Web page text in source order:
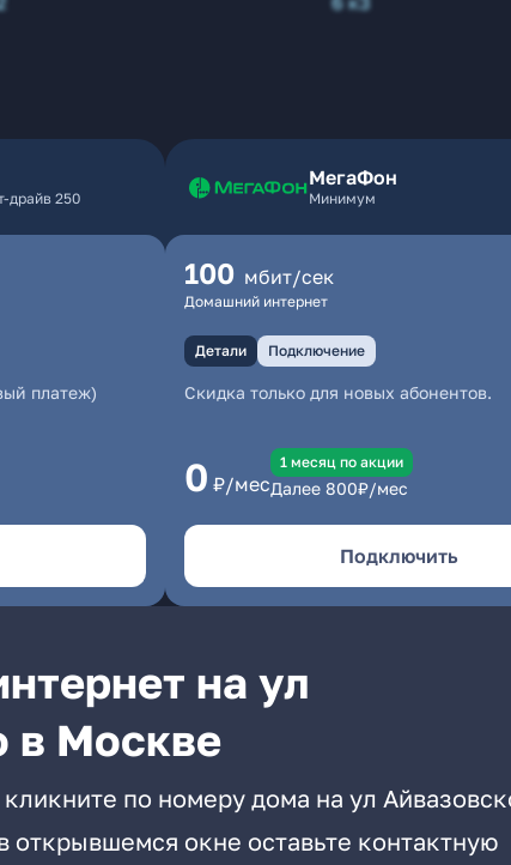
драйв 250
платеж)
МегаФон
Минимум
100 мбит/сек
Домашний интернет
Детали Подключение
Скидка только для новых абонентов.
0 ₽/мес
1 месяц по акции
Далее 800₽/мес
Подключить
на ул
в Москве
по номеру дома на ул
открывшемся окне оставьте контактную